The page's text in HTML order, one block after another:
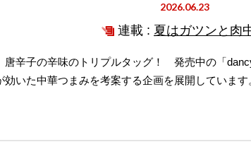
2026.06.23
連載 : 夏はガツンと肉
唐辛子の辛味のトリプルタッグ！ 発売中の「
効いた中華つまみを考案する企画を展開していま